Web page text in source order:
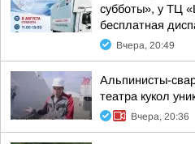
субботы», у ТЦ
бесплатная
Вчера, 20:49
Альпинисты-
театра кукол
Вчера, 20:36